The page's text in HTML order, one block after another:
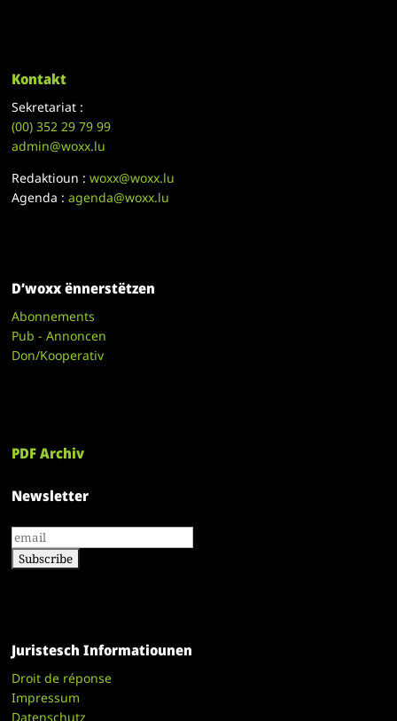
Kontakt
Sekretariat :
(00)352 29 79 99
admin@woxx.lu
Redaktioun :woxx@woxx.lu
Agenda :agenda@woxx.lu
D’woxx ënnerstëtzen
Abonnements
Pub - Annoncen
Don/Kooperativ
PDF Archiv
Newsletter
Juristesch Informatiounen
Droit de réponse
Impressum
Datenschutz